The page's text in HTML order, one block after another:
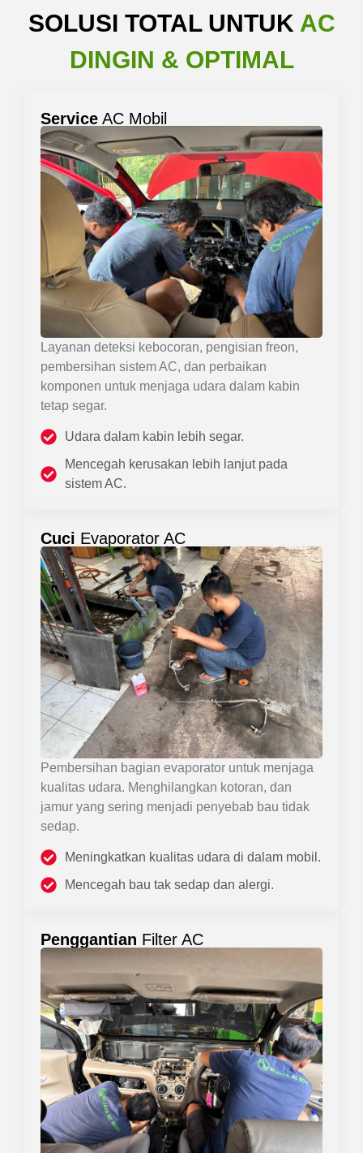
SOLUSI TOTAL UNTUK AC
DINGIN & OPTIMAL
Service AC Mobil
Layanan deteksi kebocoran, pengisian freon,
pembersihan sistem AC, dan perbaikan
komponen untuk menjaga udara dalam kabin
tetap segar.
Udara dalam kabin lebih segar.
Mencegah kerusakan lebih lanjut pada
sistem AC.
Cuci Evaporator AC
Pembersihan bagian evaporator untuk menjaga
kualitas udara. Menghilangkan kotoran, dan
jamur yang sering menjadi penyebab bau tidak
sedap.
Meningkatkan kualitas udara di dalam mobil.
Mencegah bau tak sedap dan alergi.
Penggantian Filter AC